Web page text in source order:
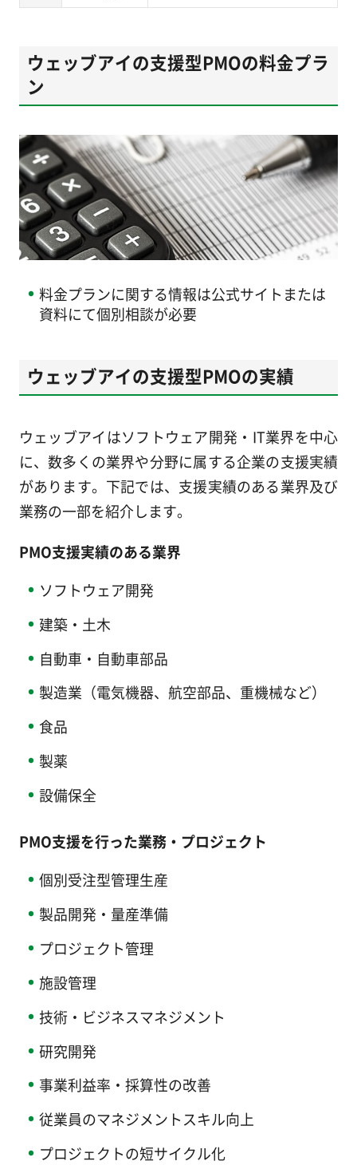
ウェッブアイの支援型PMOの料金プラ
ン
料金プランに関する情報は公式サイトまたは
資料にて個別相談が必要
ウェッブアイの支援型PMOの実績
ウェッブアイはソフトウェア開発・IT業界を中心
に、数多くの業界や分野に属する企業の支援実績
があります。下記では、支援実績のある業界及び
業務の一部を紹介します。
PMO支援実績のある業界
ソフトウェア開発
建築・土木
自動車・自動車部品
製造業（電気機器、航空部品、重機械など）
食品
製薬
設備保全
PMO支援を行った業務・プロジェクト
個別受注型管理生産
製品開発・量産準備
プロジェクト管理
施設管理
技術・ビジネスマネジメント
研究開発
事業利益率・採算性の改善
従業員のマネジメントスキル向上
プロジェクトの短サイクル化